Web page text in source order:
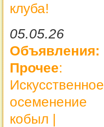
клуба!
05.05.26
Объявления:
Прочее:
Искусственное
осеменение
кобыл |